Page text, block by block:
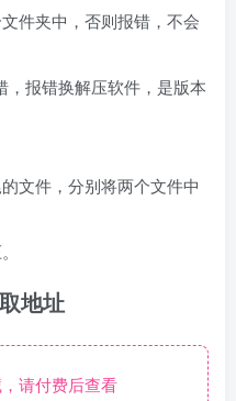
件夹中，否则报错，不会
，报错换解压软件，是版本
文件，分别将两个文件中
地址
请付费后查看